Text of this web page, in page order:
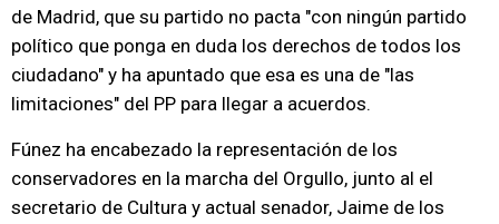
de Madrid, que su partido no pacta "con ningún partido
político que ponga en duda los derechos de todos los
ciudadano" y ha apuntado que esa es una de "las
limitaciones" del PP para llegar a acuerdos.
Fúnez ha encabezado la representación de los
conservadores en la marcha del Orgullo, junto al el
secretario de Cultura y actual senador, Jaime de los